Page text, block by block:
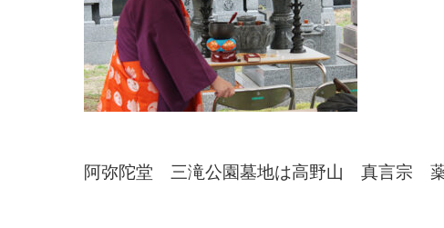
阿弥陀堂 三滝公園墓地は高野山 真言宗